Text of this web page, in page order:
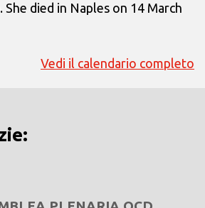
died in Naples on 14 March
Vedi il calendario completo